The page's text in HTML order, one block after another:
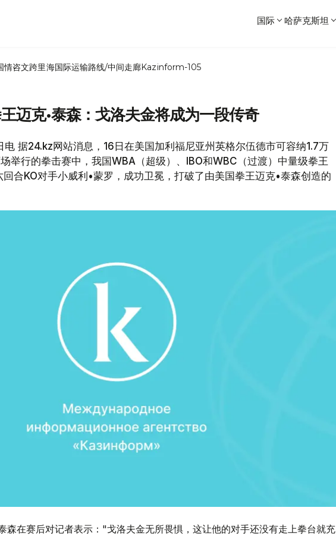
国际 哈萨克斯坦
情咨文跨里海国际运输路线/中间走廊Kazinform-105
迈克•泰森：戈洛夫金将成为一段传奇
电 据24.kz网站消息，16日在美国加利福尼亚州英格尔伍德市可容纳1.7万
举行的拳击赛中，我国WBA（超级）、IBO和WBC（过渡）中量级拳王
合KO对手小威利•蒙罗，成功卫冕，打破了由美国拳王迈克•泰森创造的
森在赛后对记者表示："戈洛夫金无所畏惧，这让他的对手还没有走上拳台就充